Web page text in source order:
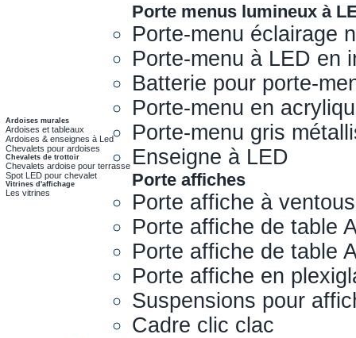
Ardoises murales
Ardoises et tableaux
Ardoises & enseignes à Led
Chevalets pour ardoises
Chevalets de trottoir
Chevalets ardoise pour terrasse
Spot LED pour chevalet
Vitrines d'affichage
Les vitrines
Porte menus lumineux à
Porte-menu éclairage
Porte-menu à LED en
Batterie pour porte-
Porte-menu en
Porte-menu gris
Enseigne à LED
Porte affiches
Porte affiche à
Porte affiche de table
Porte affiche de table
Porte affiche en
Suspensions pour
Cadre clic clac